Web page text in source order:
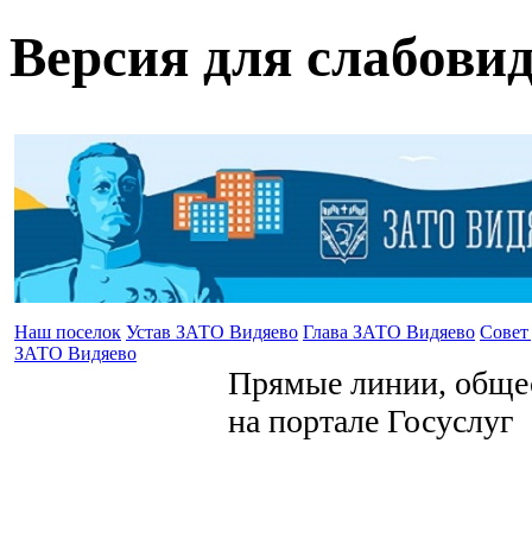
Версия для
Наш поселок Устав ЗАТО Видяево Глава ЗАТО Видяево
ЗАТО Видяево
Прямые линии,
на портале Госуслуг